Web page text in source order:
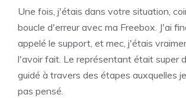
Une fois, j'étais dans votre situation,
boucle d'erreur avec ma Freebox. J'ai
appelé le support, et mec, j'étais
l'avoir fait. Le représentant était super
guidé à travers des étapes auxquelles
pas pensé.